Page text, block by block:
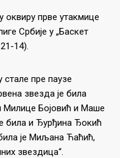
оквиру прве утакмице
Србије у „Баскет
14).
пре паузе
звезда је била
Бојовић и Маше
била и Ђурђина Ђокић
је Миљана Ћаћић,
звездица“.